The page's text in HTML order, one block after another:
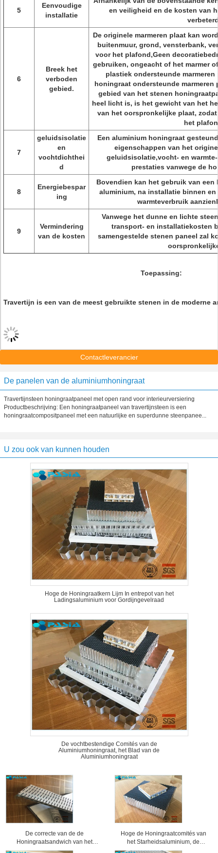
5
Eenvoudige
installatie
en veiligheid en de kosten van
6
Breek het
verboden
gebied.
De originele marmeren plaat kan
buitenmuur, grond, vensterbank,
voor het plafond,Geen
gebruiken, ongeacht of het marmer
plastiek ondersteunde
honingraat ondersteunde
gebied van het stenen
heel licht is, is het gewicht van het
van het oorspronkelijke plaat,
het
7
geluidsisolatie
en
vochtdichthei
d
Een aluminium honingraat
eigenschappen van het
geluidsisolatie,vocht- en
prestaties vanwege de
8
Energiebespar
ing
Bovendien kan het gebruik van
aluminium, na installatie binnen
warmteverbruik
9
Vermindering
van de kosten
Vanwege het dunne en lichte
transport- en installatiekosten
samengestelde stenen paneel zal
Toepassing:
Travertijn is een van de meest gebruikte stenen in de moderne
Contactleverancier
De panelen van de aluminiumhoningraat
Travertijnsteen honingraatpaneel met open rand voor interieurversiering
Productbeschrijving: Een honingraatpaneel van travertijnsteen is een
honingraatcompositpaneel met een natuurlijke en superdunne steenpanee...
U zou ook van kunnen houden
Hoge de Honingraatkern Lijm In entrepot van het
Ladingsaluminium voor Gordijngevelraad
De vochtbestendige Comités van de
Aluminiumhoningraat, het Blad van de
Aluminiumhoningraat
De correcte van de de
Honingraatsandwich van het
Bewijsaluminium Bewerkte
Hoge de Honingraatcomités van
het Starheidsaluminium, de
Comités van de Honingraatkern 25